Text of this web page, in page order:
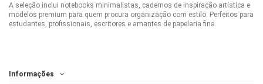
A seleção inclui notebooks minimalistas, cadernos de inspiração artística e
modelos premium para quem procura organização com estilo. Perfeitos para
estudantes, profissionais, escritores e amantes de papelaria fina.
Informações